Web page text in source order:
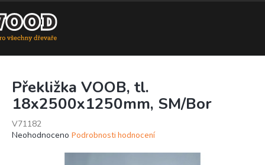
Překližka VOOB, tl.
18x2500x1250mm, SM/Bor
V71182
Průměrné
Neohodnoceno Podrobnosti hodnocení